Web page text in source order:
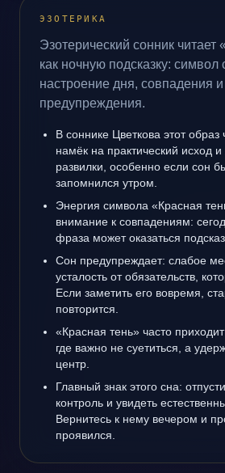
ЭЗОТЕРИКА
Эзотерический сонник читает
как ночную подсказку: символ
настроение дня, совпадения и
предупреждения.
В соннике Цветкова этот образ
намёк на практический исход
развилки, особенно если сон
запомнился утром.
Энергия символа «Красная
внимание к совпадениям:
фраза может оказаться
Сон предупреждает: слабое
усталость от обязательств,
Если заметить его вовремя,
повторится.
«Красная тень» часто
где важно не суетиться, а
центр.
Главный знак этого сна:
контроль и увидеть
Вернитесь к нему вечером и
проявился.